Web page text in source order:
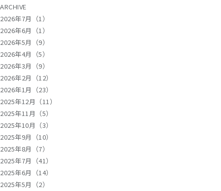
ARCHIVE
2026年7月（1）
2026年6月（1）
2026年5月（9）
2026年4月（5）
2026年3月（9）
2026年2月（12）
2026年1月（23）
2025年12月（11）
2025年11月（5）
2025年10月（3）
2025年9月（10）
2025年8月（7）
2025年7月（41）
2025年6月（14）
2025年5月（2）